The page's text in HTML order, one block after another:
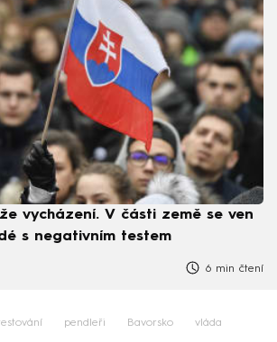
vycházení. V části země se ven
s negativním testem
6 min čtení
pendleři Bavorsko vláda